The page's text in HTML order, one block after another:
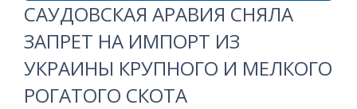
САУДОВСКАЯ АРАВИЯ СНЯЛА
ЗАПРЕТ НА ИМПОРТ ИЗ
УКРАИНЫ КРУПНОГО И МЕЛКОГО
РОГАТОГО СКОТА